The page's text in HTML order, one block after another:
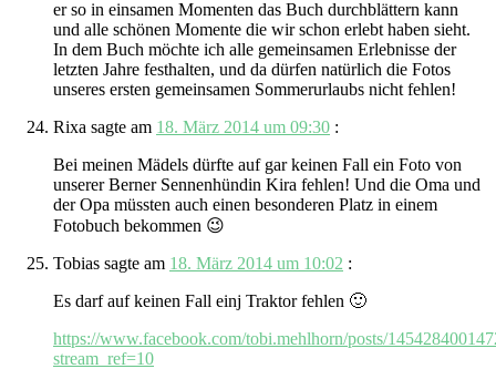
er so in einsamen Momenten das Buch durchblättern kann
und alle schönen Momente die wir schon erlebt haben sieht.
In dem Buch möchte ich alle gemeinsamen Erlebnisse der
letzten Jahre festhalten, und da dürfen natürlich die Fotos
unseres ersten gemeinsamen Sommerurlaubs nicht fehlen!
Rixa sagte am 18. März 2014 um 09:30 :
Bei meinen Mädels dürfte auf gar keinen Fall ein Foto von
unserer Berner Sennenhündin Kira fehlen! Und die Oma und
der Opa müssten auch einen besonderen Platz in einem
Fotobuch bekommen 😉
Tobias sagte am 18. März 2014 um 10:02 :
Es darf auf keinen Fall einj Traktor fehlen 🙂
https://www.facebook.com/tobi.mehlhorn/posts/
stream_ref=10